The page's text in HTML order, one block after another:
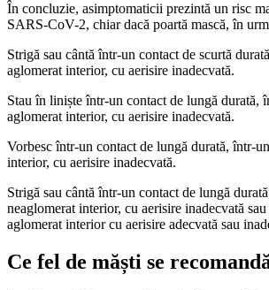
În concluzie, asimptomaticii prezintă un risc
SARS-CoV-2, chiar dacă poartă mască, în
Strigă sau cântă într-un contact de scurtă
aglomerat interior, cu aerisire inadecvată.
Stau în liniște într-un contact de lungă durată,
aglomerat interior, cu aerisire inadecvată.
Vorbesc într-un contact de lungă durată, într-
interior, cu aerisire inadecvată.
Strigă sau cântă într-un contact de lungă
neaglomerat interior, cu aerisire inadecvată
aglomerat interior cu aerisire adecvată sau
Ce fel de măști se